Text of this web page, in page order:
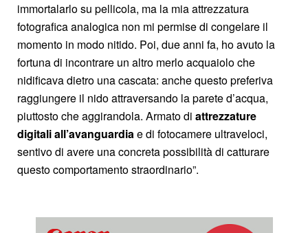
immortalarlo su pellicola, ma la mia attrezzatura
fotografica analogica non mi permise di congelare il
momento in modo nitido. Poi, due anni fa, ho avuto la
fortuna di incontrare un altro merlo acquaiolo che
nidificava dietro una cascata: anche questo preferiva
raggiungere il nido attraversando la parete d’acqua,
piuttosto che aggirandola. Armato di attrezzature
digitali all’avanguardiae di fotocamere ultraveloci,
sentivo di avere una concreta possibilità di catturare
questo comportamento straordinario”.